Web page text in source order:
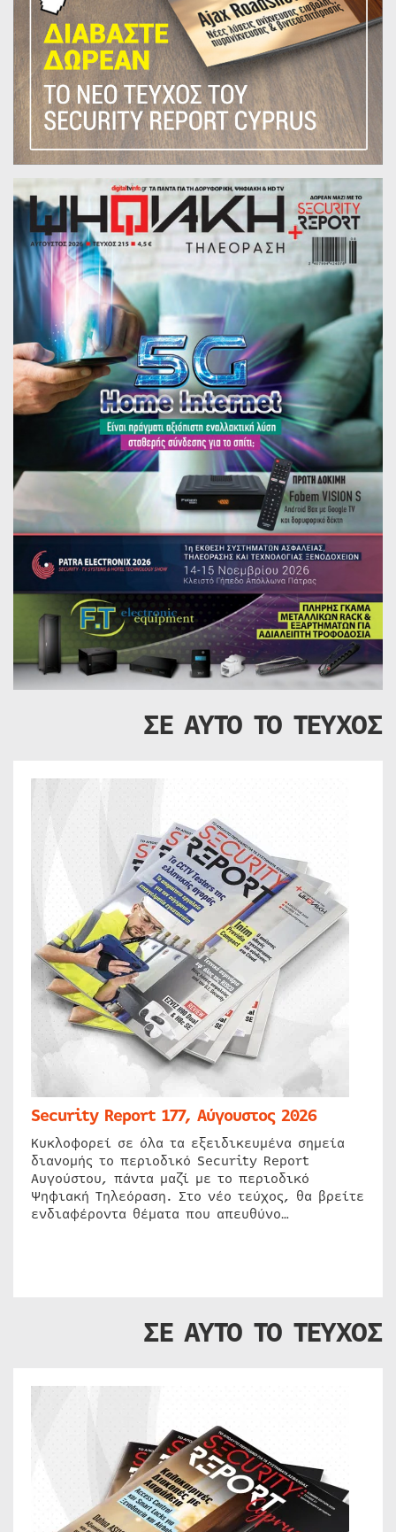
ΣΕ ΑΥΤΟ ΤΟ ΤΕΥΧΟΣ
Security Report 177, Αύγουστος 2026
Κυκλοφορεί σε όλα τα εξειδικευμένα σημεία
διανομής το περιοδικό Security Report
Αυγούστου, πάντα μαζί με το περιοδικό
Ψηφιακή Τηλεόραση. Στο νέο τεύχος, θα βρείτε
ενδιαφέροντα θέματα που απευθύνο…
ΣΕ ΑΥΤΟ ΤΟ ΤΕΥΧΟΣ